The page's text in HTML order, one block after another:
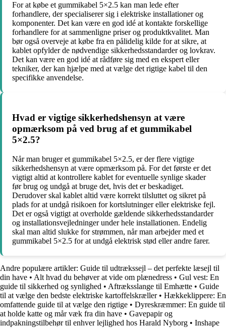
For at købe et gummikabel 5×2.5 kan man lede efter
forhandlere, der specialiserer sig i elektriske installationer og
komponenter. Det kan være en god idé at kontakte forskellige
forhandlere for at sammenligne priser og produktkvalitet. Man
bør også overveje at købe fra en pålidelig kilde for at sikre, at
kablet opfylder de nødvendige sikkerhedsstandarder og lovkrav.
Det kan være en god idé at rådføre sig med en ekspert eller
tekniker, der kan hjælpe med at vælge det rigtige kabel til den
specifikke anvendelse.
Hvad er vigtige sikkerhedshensyn at være
opmærksom på ved brug af et gummikabel
5×2.5?
Når man bruger et gummikabel 5×2.5, er der flere vigtige
sikkerhedshensyn at være opmærksom på. For det første er det
vigtigt altid at kontrollere kablet for eventuelle synlige skader
før brug og undgå at bruge det, hvis det er beskadiget.
Derudover skal kablet altid være korrekt tilsluttet og sikret på
plads for at undgå risikoen for kortslutninger eller elektriske fejl.
Det er også vigtigt at overholde gældende sikkerhedsstandarder
og installationsvejledninger under hele installationen. Endelig
skal man altid slukke for strømmen, når man arbejder med et
gummikabel 5×2.5 for at undgå elektrisk stød eller andre farer.
Andre populære artikler: Guide til udtrækssejl – det perfekte læsejl til
din have • Alt hvad du behøver at vide om plænedress • Gul vest: En
guide til sikkerhed og synlighed • Aftræksslange til Emhætte • Guide
til at vælge den bedste elektriske kartoffelskræller• Hækkeklippere: En
omfattende guide til at vælge den rigtige • Dyreskræmmer: En guide til
at holde katte og mår væk fra din have • Gavepapir og
indpakningstilbehør til enhver lejlighed hos Harald Nyborg • Inshape